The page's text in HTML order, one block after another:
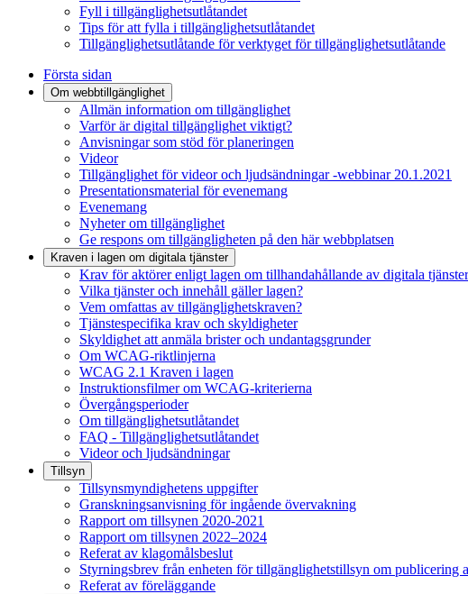
Fyll i tillgänglighetsutlåtandet
Tips för att fylla i tillgänglighetsutlåtandet
Tillgänglighetsutlåtande för verktyget för tillgänglighetsutlåtande
Första sidan
Om webbtillgänglighet
Allmän information om tillgänglighet
Varför är digital tillgänglighet viktigt?
Anvisningar som stöd för planeringen
Videor
Tillgänglighet för videor och ljudsändningar -webbinar 20.1.2021
Presentationsmaterial för evenemang
Evenemang
Nyheter om tillgänglighet
Ge respons om tillgängligheten på den här webbplatsen
Kraven i lagen om digitala tjänster
Krav för aktörer enligt lagen om tillhandahållande av digitala tjänster
Vilka tjänster och innehåll gäller lagen?
Vem omfattas av tillgänglighetskraven?
Tjänstespecifika krav och skyldigheter
Skyldighet att anmäla brister och undantagsgrunder
Om WCAG-riktlinjerna
WCAG 2.1 Kraven i lagen
Instruktionsfilmer om WCAG-kriterierna
Övergångsperioder
Om tillgänglighetsutlåtandet
FAQ - Tillgänglighetsutlåtandet
Videor och ljudsändningar
Tillsyn
Tillsynsmyndighetens uppgifter
Granskningsanvisning för ingående övervakning
Rapport om tillsynen 2020-2021
Rapport om tillsynen 2022–2024
Referat av klagomålsbeslut
Styrningsbrev från enheten för tillgänglighetstillsyn om publicering
Referat av föreläggande